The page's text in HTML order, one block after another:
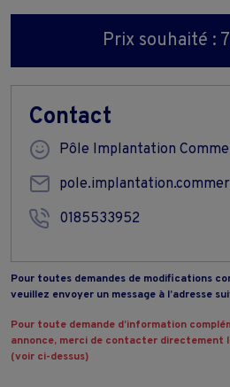
Prix souhaité :
Contact
Pôle Implantation
0185533952
Pour toutes demandes de modifications
veuillez envoyer un message à l’adresse
Pour toute demande d’information
annonce, merci de contacter directement
(voir ci-dessus)